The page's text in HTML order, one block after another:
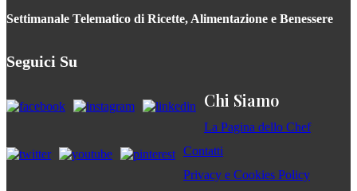
Settimanale Telematico di Ricette, Alimentazione e Benessere
Seguici Su
Chi Siamo
La Pagina dello Chef
Contatti
Privacy e Cookies Policy